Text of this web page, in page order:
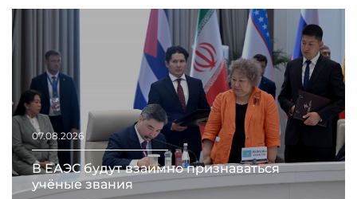
07.08.2026
В ЕАЭС будут взаимно признаваться
учёные звания